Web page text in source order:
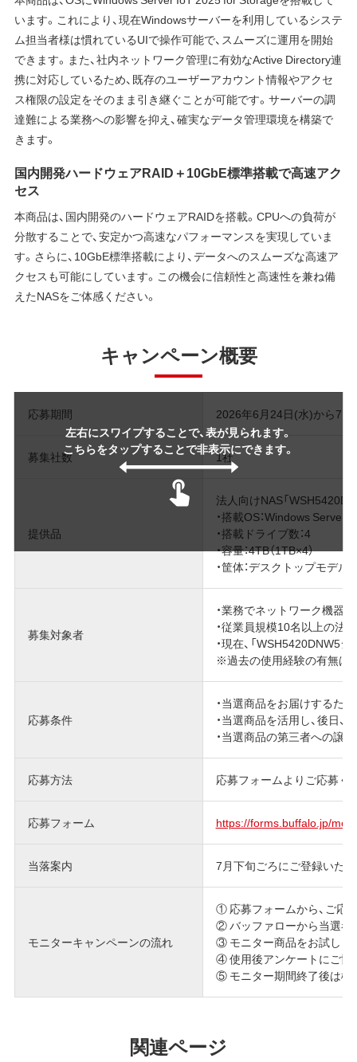
います。これにより、現在Windowsサーバーを利用しているシステ
ム担当者様は慣れているUIで操作可能で、スムーズに運用を開始
できます。また、社内ネットワーク管理に有効なActive Directory連
携に対応しているため、既存のユーザーアカウント情報やアクセ
ス権限の設定をそのまま引き継ぐことが可能です。サーバーの調
達難による業務への影響を抑え、確実なデータ管理環境を構築で
きます。
国内開発ハードウェアRAID＋10GbE標準搭載で高速アク
セス
本商品は、国内開発のハードウェアRAIDを搭載。CPUへの負荷が
分散することで、安定かつ高速なパフォーマンスを実現していま
す。さらに、10GbE標準搭載により、データへのスムーズな高速ア
クセスも可能にしています。この機会に信頼性と高速性を兼ね備
えたNASをご体感ください。
キャンペーン概要
左右にスワイプすることで、表が見られます。
こちらをタップすることで非表示にできます。
応募期間 2026年6月24日(水)から7月
募集社数 1社
提供品
法人向けNAS「
・搭載OS：Windows
・搭載ドライブ数：4
・容量：4TB（1TB×4）
・筐体：デスクトップモデル
募集対象者
・業務でネットワーク機器
・従業員規模10名以上の法
・現在、「WSH5420DNW5
※過去の使用経験の有無は
応募条件
・当選商品をお届けするた
・当選商品を活用し、後日
・当選商品の第三者への譲
応募方法 応募フォームよりご応募く
応募フォーム https://forms.buffalo.jp/
当落案内 7月下旬ごろにご登録いた
モニターキャンペーンの流れ
① 応募フォームから、ご応
② バッファローから当選者
③ モニター商品をお試しく
④ 使用後アンケートにご協
⑤ モニター期間終了後は機
関連ページ